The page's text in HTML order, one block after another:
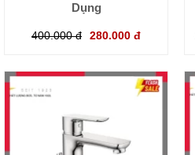
Dụng
400.000 đ 280.000 đ